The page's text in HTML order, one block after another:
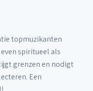
topmuzikanten
spiritueel als
grenzen en nodigt
Een